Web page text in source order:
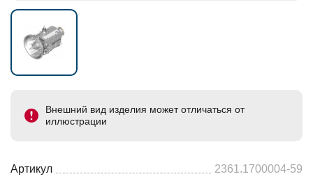
Внешний вид изделия может отличаться от
иллюстрации
Артикул 2361.1700004-59